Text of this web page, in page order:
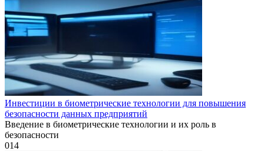
Инвестиции в биометрические технологии для повышения
безопасности данных предприятий
Введение в биометрические технологии и их роль в
безопасности
014